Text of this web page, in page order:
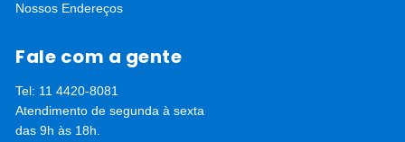
Nossos Endereços
Fale com a gente
Tel: 11 4420-8081
Atendimento de segunda à sexta
das 9h às 18h.